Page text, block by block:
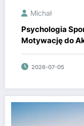
Michał
Psychologia
Motywację do
2026-07-05